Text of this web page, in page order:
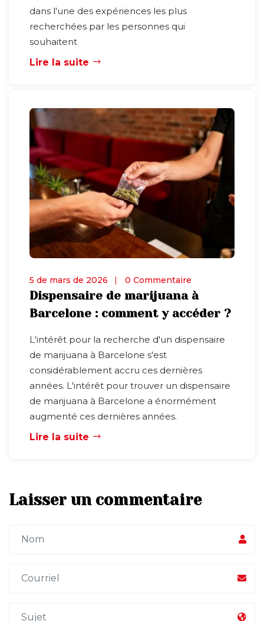
dans l'une des expériences les plus
recherchées par les personnes qui
souhaitent
Lire la suite
5 de mars de 2026 0 Commentaire
Dispensaire de marijuana à
Barcelone : comment y accéder ?
L'intérêt pour la recherche d'un dispensaire
de marijuana à Barcelone s'est
considérablement accru ces dernières
années. L'intérêt pour trouver un dispensaire
de marijuana à Barcelone a énormément
augmenté ces dernières années.
Lire la suite
Laisser un commentaire